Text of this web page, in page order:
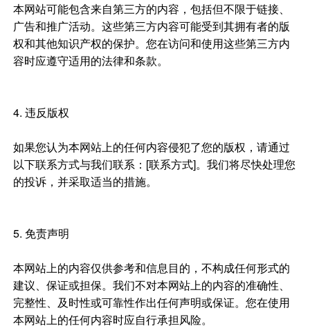
本网站可能包含来自第三方的内容，包括但不限于链接、
广告和推广活动。这些第三方内容可能受到其拥有者的版
权和其他知识产权的保护。您在访问和使用这些第三方内
容时应遵守适用的法律和条款。
4. 违反版权
如果您认为本网站上的任何内容侵犯了您的版权，请通过
以下联系方式与我们联系：[联系方式]。我们将尽快处理您
的投诉，并采取适当的措施。
5. 免责声明
本网站上的内容仅供参考和信息目的，不构成任何形式的
建议、保证或担保。我们不对本网站上的内容的准确性、
完整性、及时性或可靠性作出任何声明或保证。您在使用
本网站上的任何内容时应自行承担风险。